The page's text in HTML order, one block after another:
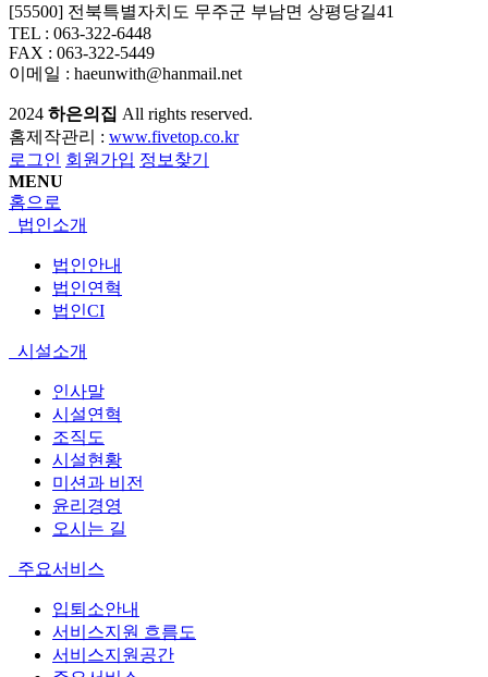
[55500] 전북특별자치도 무주군 부남면 상평당길41
TEL : 063-322-6448
FAX : 063-322-5449
이메일 : haeunwith@hanmail.net
2024 하은의집 All rights reserved.
홈제작관리 : www.fivetop.co.kr
로그인 회원가입 정보찾기
MENU
홈으로
법인소개
법인안내
법인연혁
법인CI
시설소개
인사말
시설연혁
조직도
시설현황
미션과 비전
윤리경영
오시는 길
주요서비스
입퇴소안내
서비스지원 흐름도
서비스지원공간